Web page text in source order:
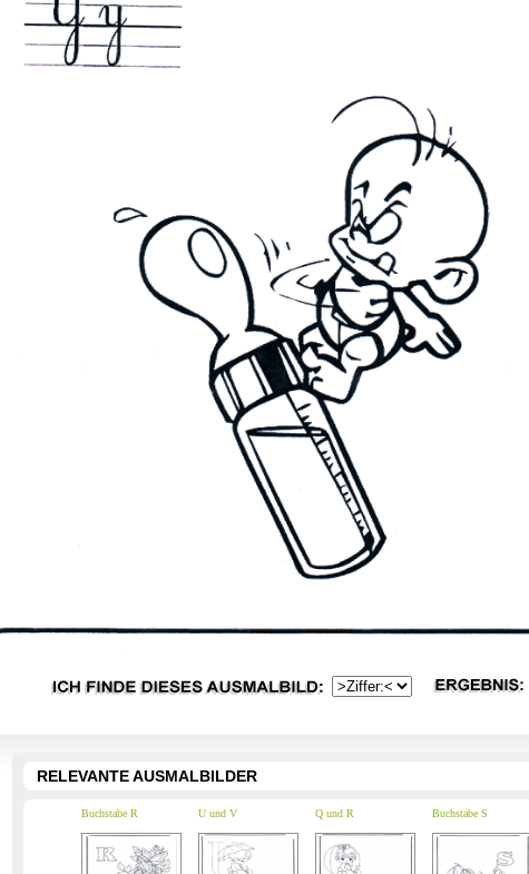
RELEVANTE AUSMALBILDER
Buchstabe R U und V Q und R Buchstabe S